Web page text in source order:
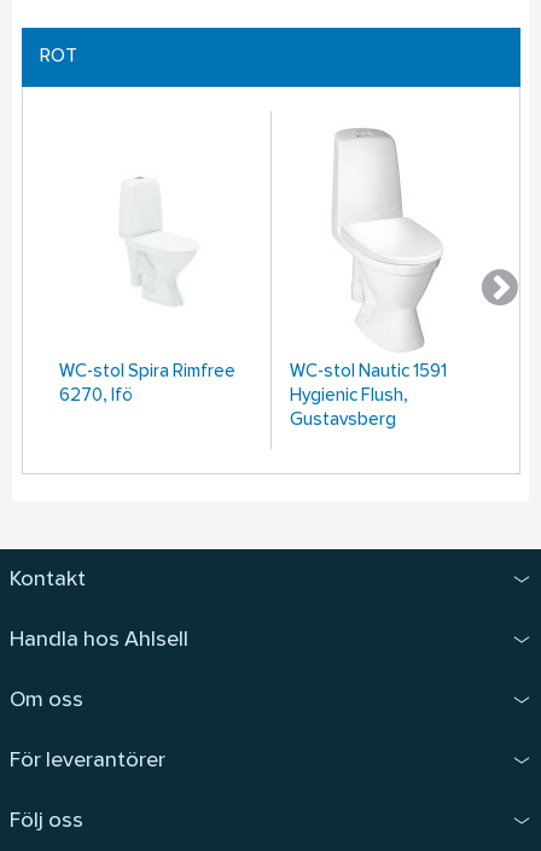
ROT
WC-stol Spira Rimfree
6270, Ifö
WC-stol Nautic 1591
Hygienic Flush,
Gustavsberg
Kontakt
Handla hos Ahlsell
Om oss
För leverantörer
Följ oss